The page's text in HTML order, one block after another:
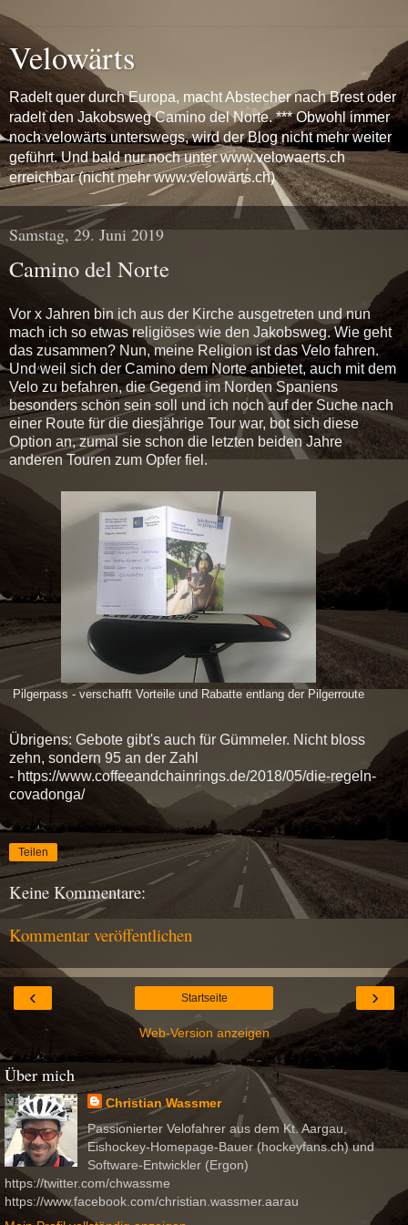
Velowärts
Radelt quer durch Europa, macht Abstecher nach Brest oder
radelt den Jakobsweg Camino del Norte. *** Obwohl immer
noch velowärts unterswegs, wird der Blog nicht mehr weiter
geführt. Und bald nur noch unter www.velowaerts.ch
erreichbar (nicht mehr www.velowärts.ch)
Samstag, 29. Juni 2019
Camino del Norte
Vor x Jahren bin ich aus der Kirche ausgetreten und nun
mach ich so etwas religiöses wie den Jakobsweg. Wie geht
das zusammen? Nun, meine Religion ist das Velo fahren.
Und weil sich der Camino dem Norte anbietet, auch mit dem
Velo zu befahren, die Gegend im Norden Spaniens
besonders schön sein soll und ich noch auf der Suche nach
einer Route für die diesjährige Tour war, bot sich diese
Option an, zumal sie schon die letzten beiden Jahre
anderen Touren zum Opfer fiel.
Pilgerpass - verschafft Vorteile und Rabatte entlang der Pilgerroute
Übrigens: Gebote gibt's auch für Gümmeler. Nicht bloss
zehn, sondern 95 an der Zahl
- https://www.coffeeandchainrings.de/2018/05/die-regeln-
covadonga/
Teilen
Keine Kommentare:
Kommentar veröffentlichen
‹ ›
Startseite
Web-Version anzeigen
Über mich
Christian Wassmer
Passionierter Velofahrer aus dem Kt. Aargau,
Eishockey-Homepage-Bauer (hockeyfans.ch) und
Software-Entwickler (Ergon)
https://twitter.com/chwassme
https://www.facebook.com/christian.wassmer.aarau